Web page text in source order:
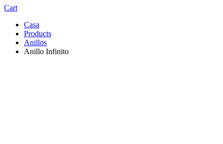
Cart
Casa
Products
Anillos
Anillo Infinito